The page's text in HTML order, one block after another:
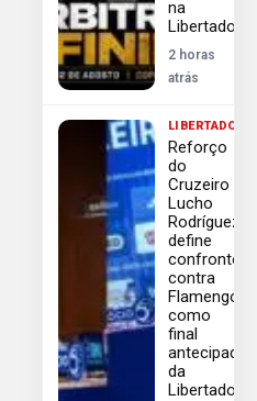
na
Libertadores
2 horas
atrás
LIBERTADORES
Reforço
do
Cruzeiro
Lucho
Rodríguez
define
confronto
contra
Flamengo
como
final
antecipada
da
Libertadores